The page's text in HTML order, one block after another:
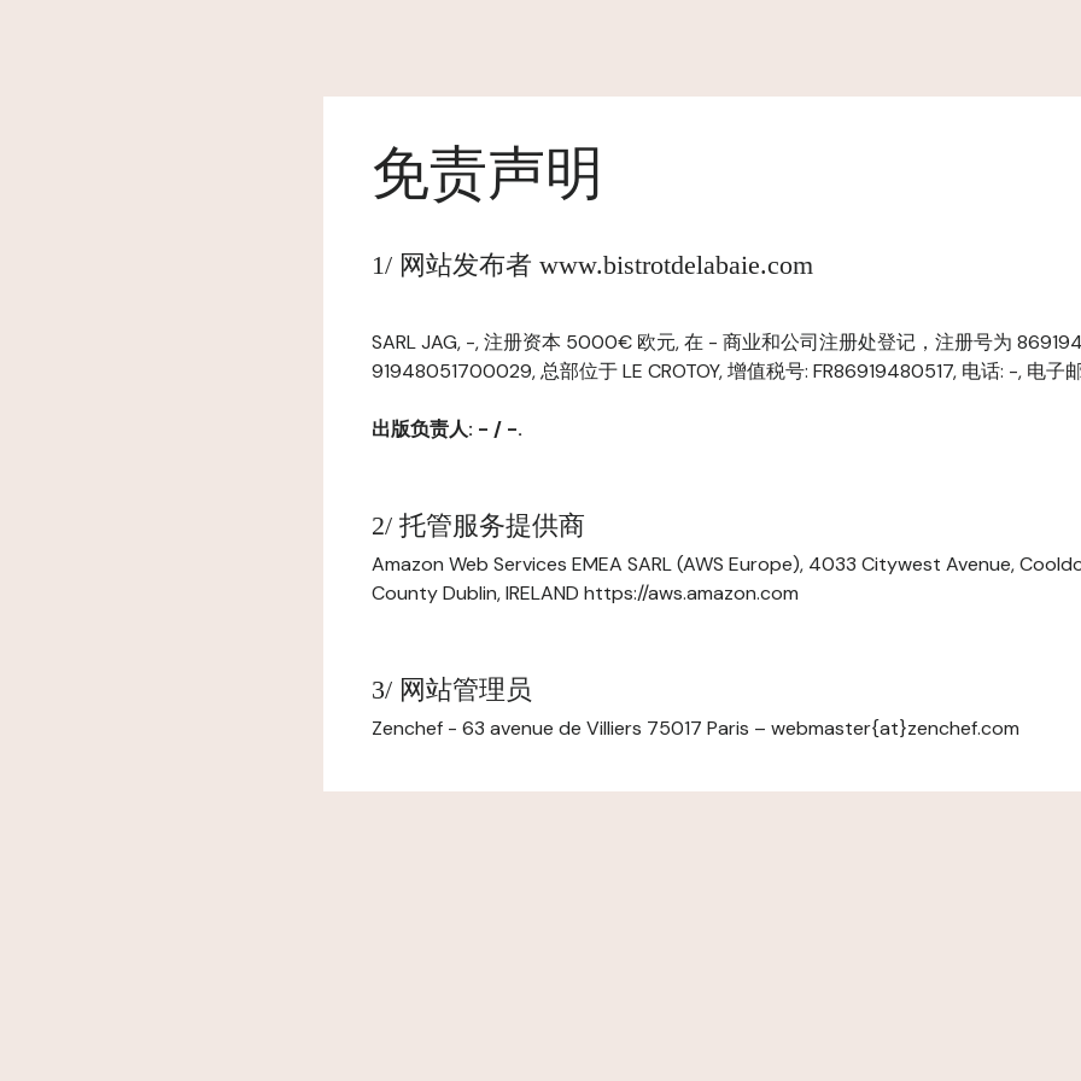
免责声明
1/ 网站发布者 www.bistrotdelabaie.com
SARL JAG, -, 注册资本 5000€ 欧元, 在 - 商业和公司注册处登记，注册号为
91948051700029, 总部位于 LE CROTOY, 增值税号: FR86919480517, 电话: -, 电子
出版负责人: - / -.
2/ 托管服务提供商
Amazon Web Services EMEA SARL (AWS Europe), 4033 Citywest Avenue,
County Dublin, IRELAND https://aws.amazon.com
3/ 网站管理员
Zenchef - 63 avenue de Villiers 75017 Paris – webmaster{at}zenchef.com